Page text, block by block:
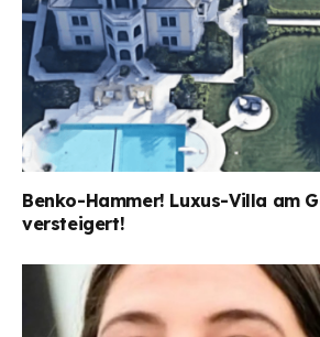
Benko-Hammer! Luxus-Villa am
versteigert!